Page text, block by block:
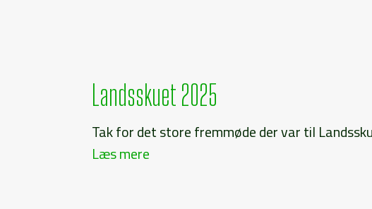
Landsskuet 2025
Tak for det store fremmøde der var til
Læs mere